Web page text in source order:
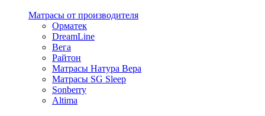
Матрасы от производителя
Орматек
DreamLine
Вега
Райтон
Матрасы Натура Вера
Матрасы SG Sleep
Sonberry
Altima